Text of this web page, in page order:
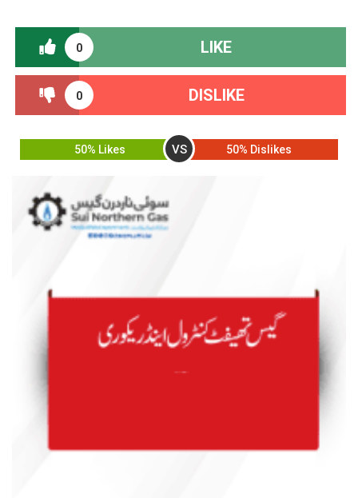
0 LIKE
0 DISLIKE
50% Likes VS 50% Dislikes